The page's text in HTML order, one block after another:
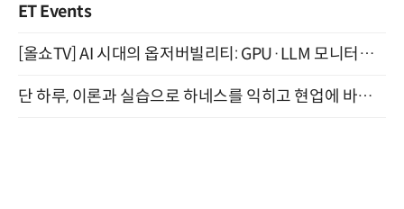
ET Events
[올쇼TV] AI 시대의 옵저버빌리티: GPU·LLM 모니터링부터 AI 기반 장애 대응까지 (8/11 생방송)
단 하루, 이론과 실습으로 하네스를 익히고 현업에 바로 쓰는 핸즈온 워크숍 (8/20)